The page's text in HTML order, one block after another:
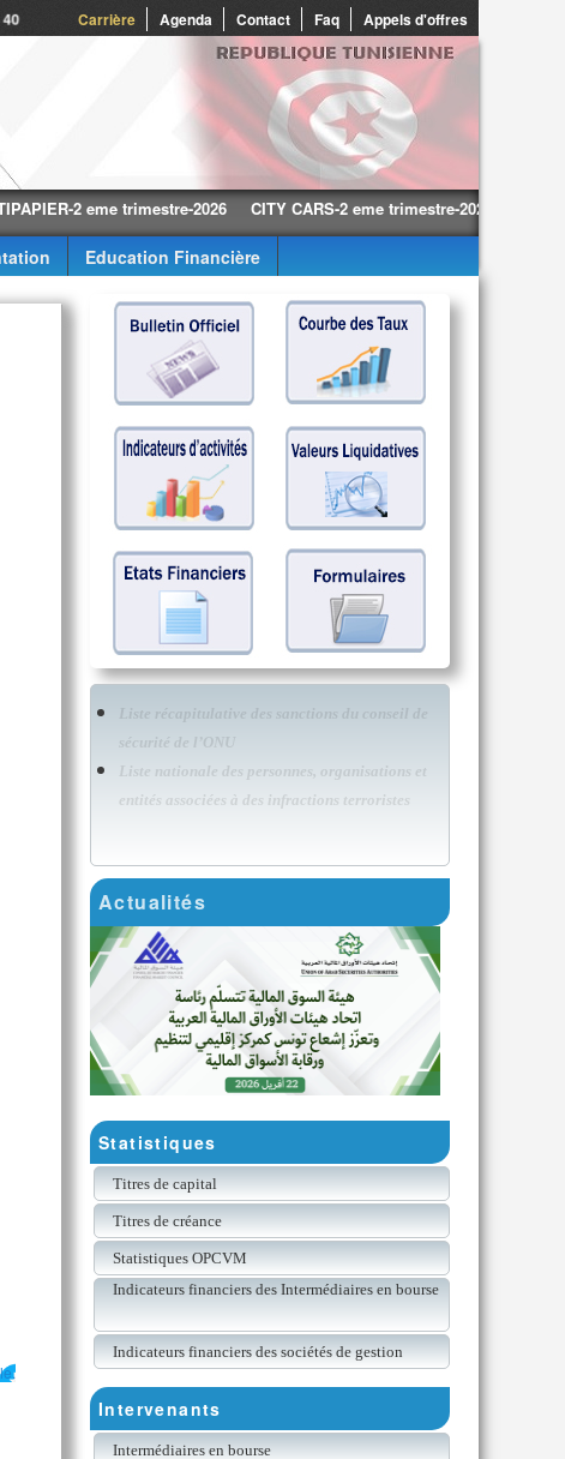
Carrière Agenda Contact Faq Appels d'offres
2 eme trimestre-2026 CITY CARS-2 eme trimestre-2026 SMG-2 eme
Education Financière
Liste récapitulative des sanctions du conseil de
sécurité de l’ONU
Liste nationale des personnes, organisations et
entités associées à des infractions terroristes
Actualités
Statistiques
Titres de capital
Titres de créance
Statistiques OPCVM
Indicateurs financiers des Intermédiaires en bourse
Indicateurs financiers des sociétés de gestion
Intervenants
Intermédiaires en bourse